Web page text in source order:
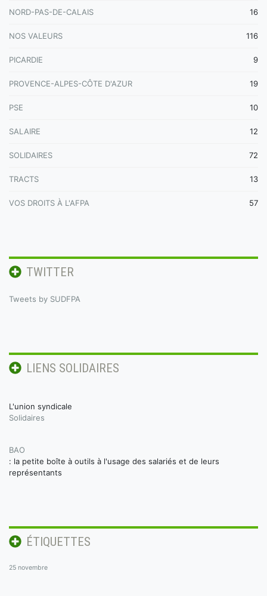
NORD-PAS-DE-CALAIS 16
NOS VALEURS 116
PICARDIE 9
PROVENCE-ALPES-CÔTE D'AZUR 19
PSE 10
SALAIRE 12
SOLIDAIRES 72
TRACTS 13
VOS DROITS À L'AFPA 57
TWITTER
Tweets by SUDFPA
LIENS SOLIDAIRES
L'union syndicale
Solidaires
BAO
: la petite boîte à outils à l'usage des salariés et de leurs
représentants
ÉTIQUETTES
25 novembre